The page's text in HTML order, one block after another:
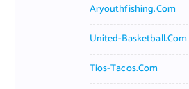
Aryouthfishing.com
United-Basketball.com
Tios-Tacos.com